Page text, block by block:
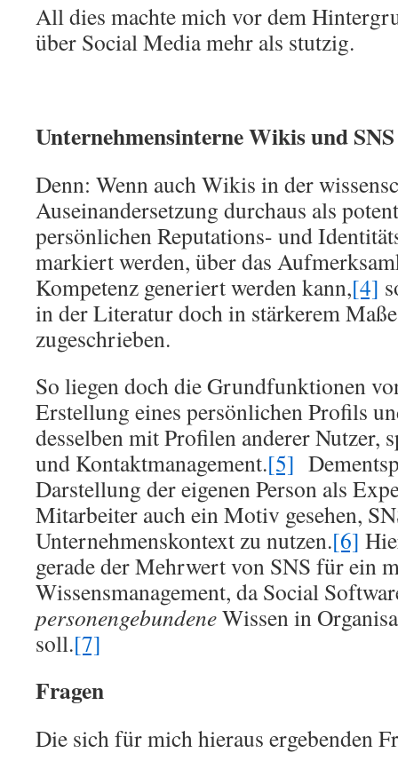
All dies machte mich vor dem
über Social Media mehr als stutzig.
Unternehmensinterne Wikis und
Denn: Wenn auch Wikis in der
Auseinandersetzung durchaus als
persönlichen Reputations- und
markiert werden, über das
Kompetenz generiert werden kann,[4]
in der Literatur doch in stärkerem
zugeschrieben.
So liegen doch die Grundfunktionen
Erstellung eines persönlichen Profils
desselben mit Profilen anderer Nutzer,
und Kontaktmanagement.[5]
Darstellung der eigenen Person als
Mitarbeiter auch ein Motiv gesehen,
Unternehmenskontext zu nutzen.[6]
gerade der Mehrwert von SNS für ein
Wissensmanagement, da Social
personengebundeneWissen in
soll.[7]
Fragen
Die sich für mich hieraus ergebenden